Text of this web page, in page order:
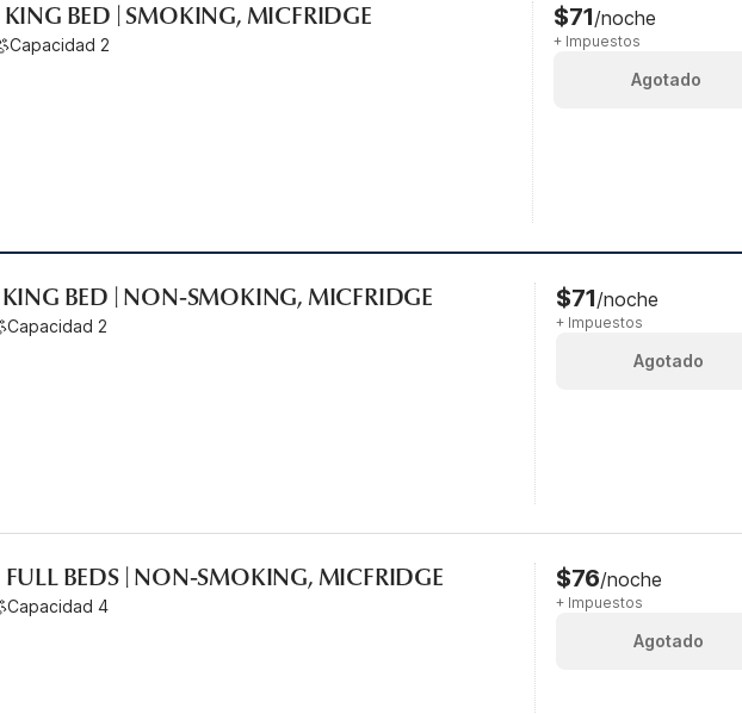
KING BED | SMOKING, MICFRIDGE
Capacidad 2
$71/noche
+ Impuestos
Agotado
KING BED | NON-SMOKING, MICFRIDGE
Capacidad 2
$71/noche
+ Impuestos
Agotado
FULL BEDS | NON-SMOKING, MICFRIDGE
Capacidad 4
$76/noche
+ Impuestos
Agotado